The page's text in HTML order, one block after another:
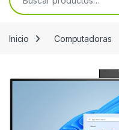
Inicio Computadoras